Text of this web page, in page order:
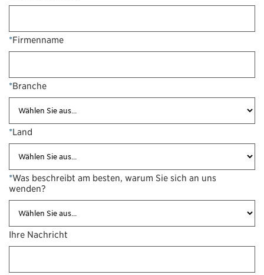
*Firmenname
*Branche
*Land
*Was beschreibt am besten, warum Sie sich an uns
wenden?
Ihre Nachricht